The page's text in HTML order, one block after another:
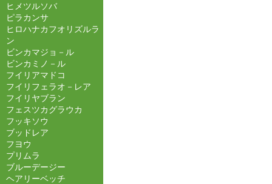
ヒメツルソバ
ピラカンサ
ヒロハナカフオリズルラ
ン
ビンカマジョ－ル
ビンカミノ－ル
フイリアマドコ
フイリフェラオ－レア
フイリヤブラン
フェスツカグラウカ
フッキソウ
ブッドレア
フヨウ
プリムラ
ブルーデージー
ヘアリーベッチ